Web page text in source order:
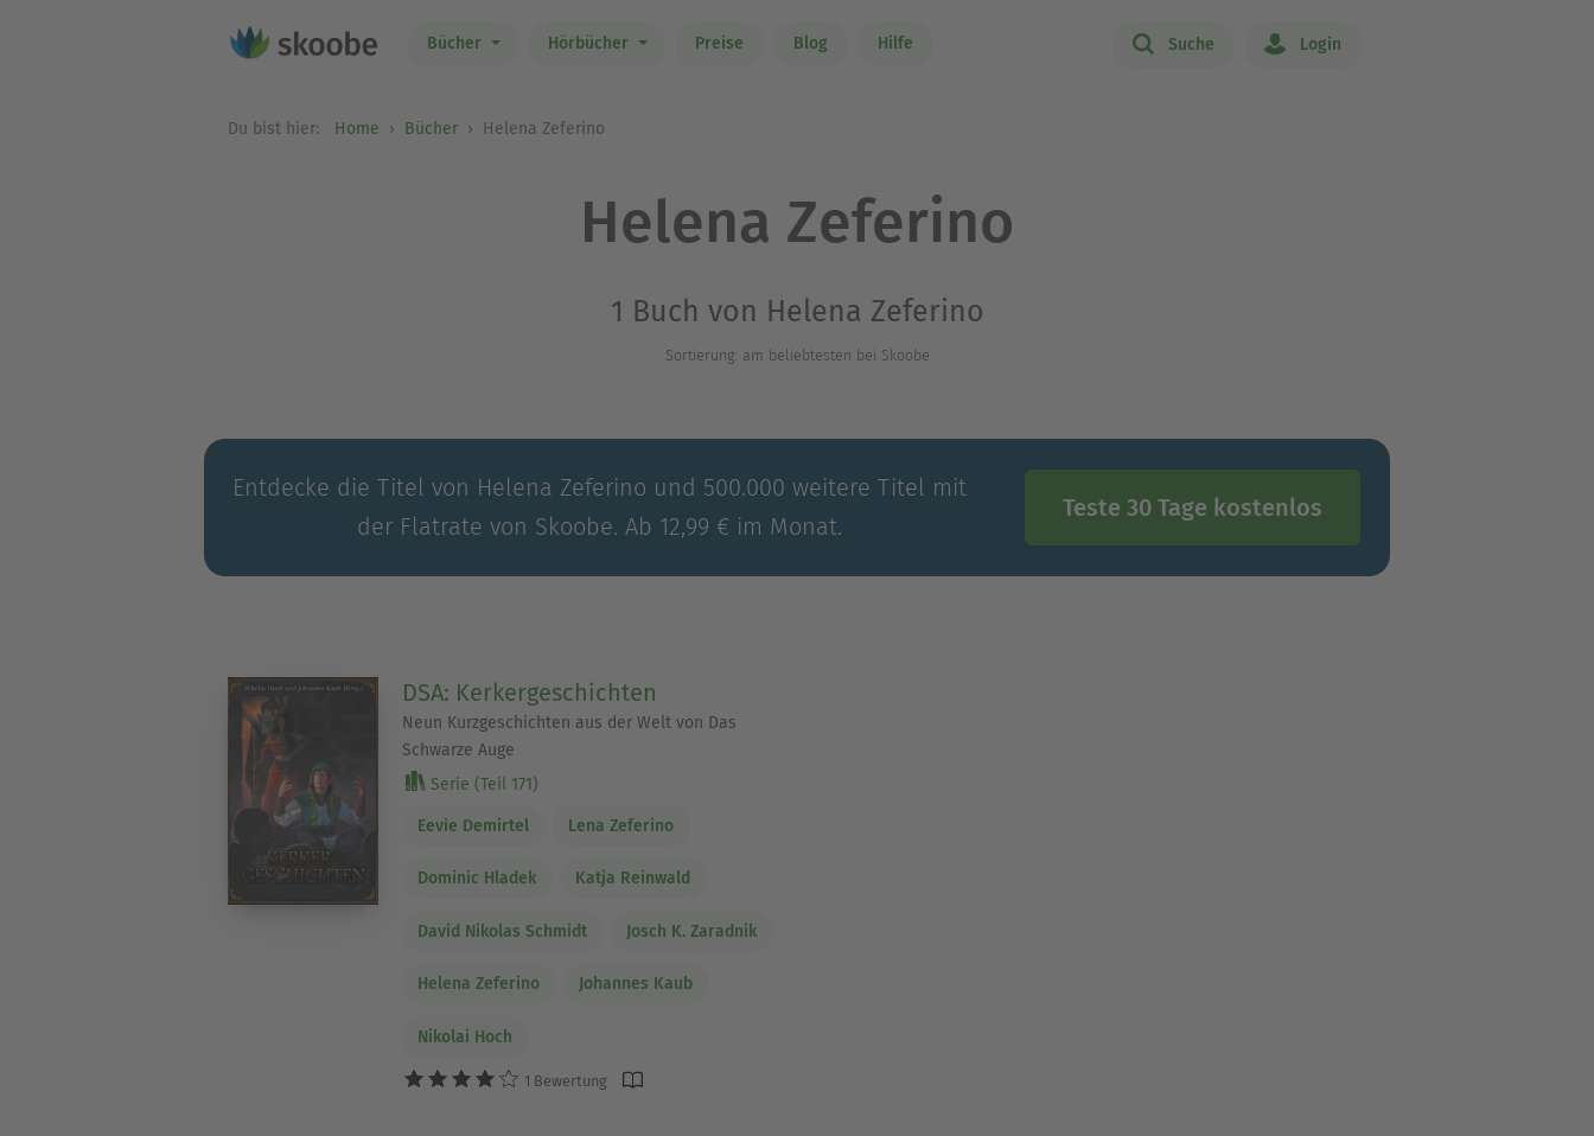
Bücher Hörbücher Preise Blog Hilfe Suche Login
Du bist hier: Home Bücher Helena Zeferino
Helena Zeferino
1 Buch von Helena Zeferino
Sortierung: am beliebtesten bei Skoobe
Entdecke die Titel von Helena Zeferino und 500.000 weitere Titel mit
der Flatrate von Skoobe. Ab 12,99 € im Monat.
Teste 30 Tage kostenlos
DSA: Kerkergeschichten
Neun Kurzgeschichten aus der Welt von Das
Schwarze Auge
Serie (Teil 171)
Eevie Demirtel Lena Zeferino
Dominic Hladek Katja Reinwald
David Nikolas Schmidt Josch K. Zaradnik
Helena Zeferino Johannes Kaub
Nikolai Hoch
1 Bewertung